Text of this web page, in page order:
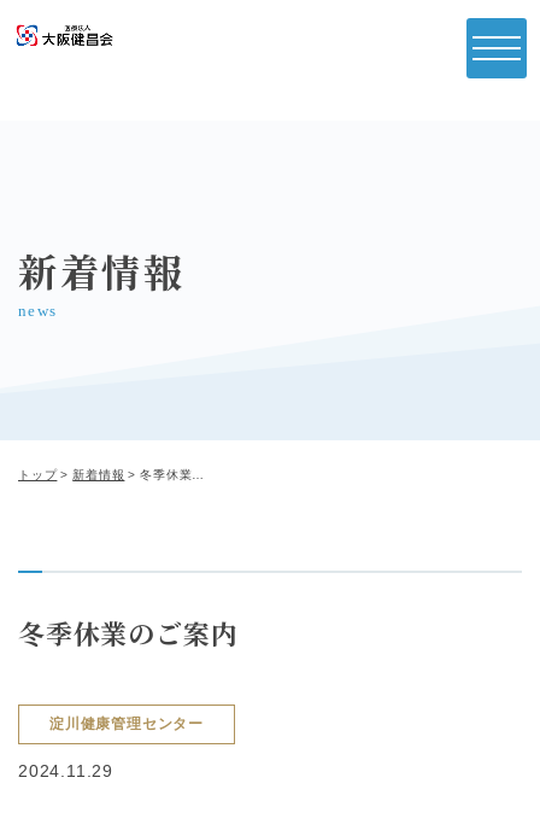
新着情報
news
トップ 新着情報
冬季休業のご案内
淀川健康管理センター
2024.11.29